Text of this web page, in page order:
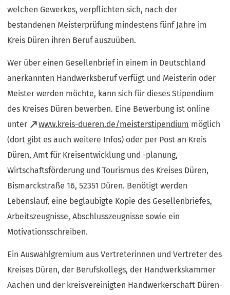
welchen Gewerkes, verpflichten sich, nach der
bestandenen Meisterprüfung mindestens fünf Jahre im
Kreis Düren ihren Beruf auszuüben.
Wer über einen Gesellenbrief in einem in Deutschland
anerkannten Handwerksberuf verfügt und Meisterin oder
Meister werden möchte, kann sich für dieses Stipendium
des Kreises Düren bewerben. Eine Bewerbung ist online
unter
www.kreis-dueren.de/meisterstipendium
(Öffnet
einem
neuen
Tab)
möglich
(dort gibt es auch weitere Infos) oder per Post an Kreis
Düren, Amt für Kreisentwicklung und -planung,
Wirtschaftsförderung und Tourismus des Kreises Düren,
Bismarckstraße 16, 52351 Düren. Benötigt werden
Lebenslauf, eine beglaubigte Kopie des Gesellenbriefes,
Arbeitszeugnisse, Abschlusszeugnisse sowie ein
Motivationsschreiben.
Ein Auswahlgremium aus Vertreterinnen und Vertreter des
Kreises Düren, der Berufskollegs, der Handwerkskammer
Aachen und der kreisvereinigten Handwerkerschaft Düren-